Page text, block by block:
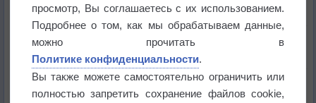
Погода в Москве 5 августа
просмотр, Вы соглашаетесь с их использованием.
Подробнее о том, как мы обрабатываем данные,
можно прочитать в
Политике конфиденциальности.
Вы также можете самостоятельно ограничить или
полностью запретить сохранение файлов cookie,